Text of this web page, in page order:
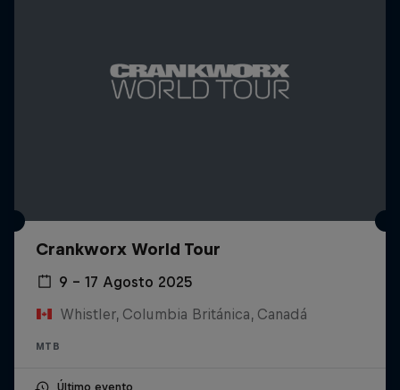
Crankworx World Tour
9 – 17 Agosto 2025
Whistler, Columbia Británica, Canadá
MTB
Último evento